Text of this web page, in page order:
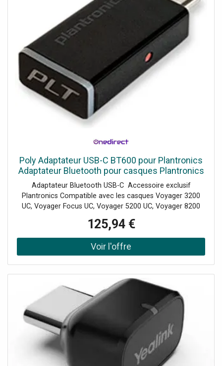
Poly Adaptateur USB-C BT600 pour Plantronics
Adaptateur Bluetooth pour casques Plantronics
Adaptateur Bluetooth USB-C Accessoire exclusif
Plantronics Compatible avec les casques Voyager 3200
UC, Voyager Focus UC, Voyager 5200 UC, Voyager 8200
et Mac Excellente qualité sonore en communication et
pour la musique
125,94 €